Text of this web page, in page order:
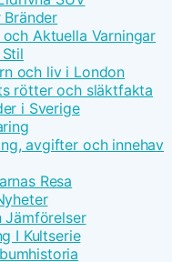
Bränder
Aktuella Varningar
och liv i London
rötter och släktfakta
i Sverige
avgifter och innehav
Resa
Jämförelser
I Kultserie